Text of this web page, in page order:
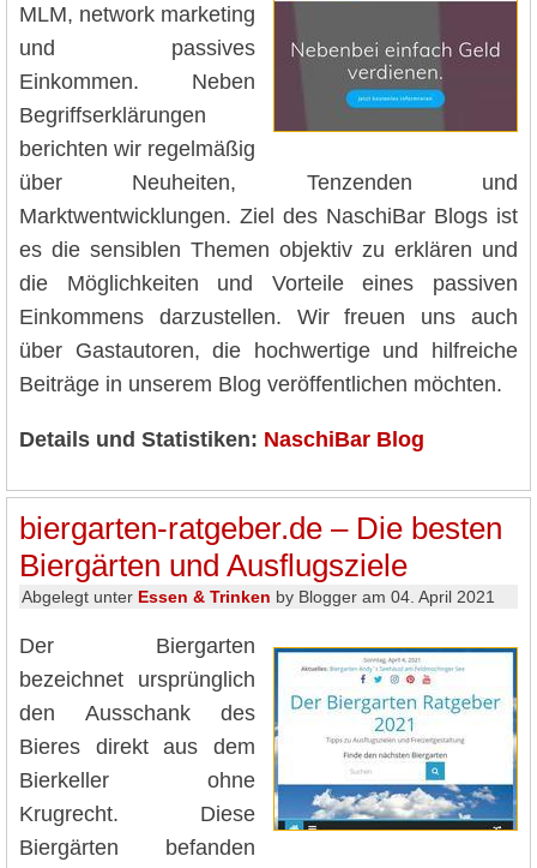
MLM, network marketing
und passives
Einkommen. Neben
Begriffserklärungen
berichten wir regelmäßig
über Neuheiten, Tenzenden und
Marktwentwicklungen. Ziel des NaschiBar Blogs ist
es die sensiblen Themen objektiv zu erklären und
die Möglichkeiten und Vorteile eines passiven
Einkommens darzustellen. Wir freuen uns auch
über Gastautoren, die hochwertige und hilfreiche
Beiträge in unserem Blog veröffentlichen möchten.
Details und Statistiken: NaschiBar Blog
biergarten-ratgeber.de – Die besten
Biergärten und Ausflugsziele
Abgelegt unter Essen & Trinken by Blogger am 04. April 2021
Der Biergarten
bezeichnet ursprünglich
den Ausschank des
Bieres direkt aus dem
Bierkeller ohne
Krugrecht. Diese
Biergärten befanden